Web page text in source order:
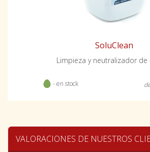
SoluClean
Limpieza y neutralizador de
- en stock
VALORACIONES DE NUESTROS